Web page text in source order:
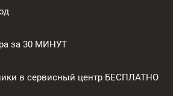
за 30 МИНУТ
в сервисный центр БЕСПЛАТНО